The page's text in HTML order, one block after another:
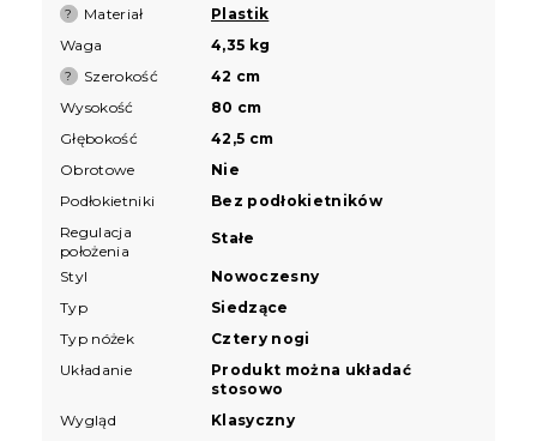
? Materiał
Plastik
Waga
4,35 kg
? Szerokość
42 cm
Wysokość
80 cm
Głębokość
42,5 cm
Obrotowe
Nie
Podłokietniki
Bez podłokietników
Regulacja
położenia
Stałe
Styl
Nowoczesny
Typ
Siedzące
Typ nóżek
Cztery nogi
Układanie
Produkt można układać
stosowo
Wygląd
Klasyczny